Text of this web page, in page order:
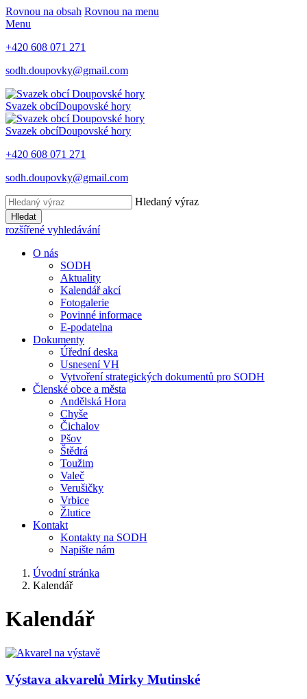
Rovnou na obsah Rovnou na menu
Menu
+420 608 071 271
sodh.doupovky@gmail.com
Svazek obcíDoupovské hory
Svazek obcíDoupovské hory
+420 608 071 271
sodh.doupovky@gmail.com
Hledaný výraz
Hledat
rozšířené vyhledávání
O nás
SODH
Aktuality
Kalendář akcí
Fotogalerie
Povinné informace
E-podatelna
Dokumenty
Úřední deska
Usnesení VH
Vytvoření strategických dokumentů pro SODH
Členské obce a města
Andělská Hora
Chyše
Čichalov
Pšov
Štědrá
Toužim
Valeč
Verušičky
Vrbice
Žlutice
Kontakt
Kontakty na SODH
Napište nám
Úvodní stránka
Kalendář
Kalendář
Výstava akvarelů Mirky Mutinské